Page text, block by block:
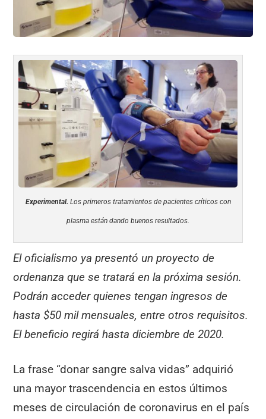
Experimental. Los primeros tratamientos de pacientes críticos con
plasma están dando buenos resultados.
El oficialismo ya presentó un proyecto de
ordenanza que se tratará en la próxima sesión.
Podrán acceder quienes tengan ingresos de
hasta $50 mil mensuales, entre otros requisitos.
El beneficio regirá hasta diciembre de 2020.
La frase “donar sangre salva vidas” adquirió
una mayor trascendencia en estos últimos
meses de circulación de coronavirus en el país